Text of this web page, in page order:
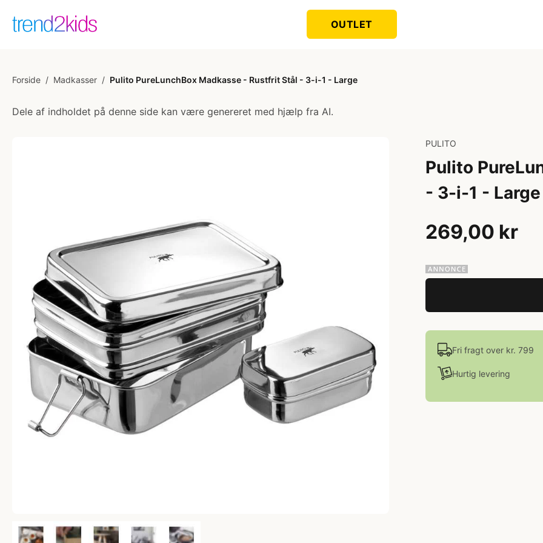
OUTLET
Forside / Madkasser / Pulito PureLunchBox Madkasse - Rustfrit Stål - 3-i-1 - Large
Dele af indholdet på denne side kan være genereret med hjælp fra AI.
PULITO
Pulito
- 3-i-1 - Large
269,00 kr
Fri fragt over kr. 799
Hurtig levering